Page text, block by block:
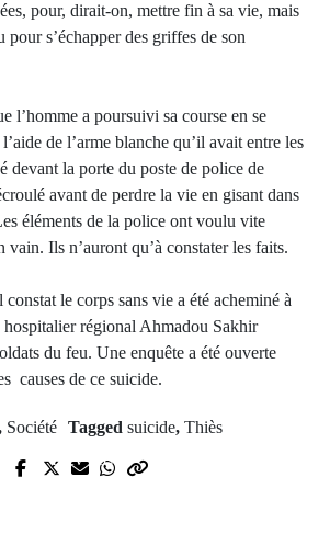
pour, dirait-on, mettre fin à sa vie, mais
pour s’échapper des griffes de son
l’homme a poursuivi sa course en se
de l’arme blanche qu’il avait entre les
devant la porte du poste de police de
avant de perdre la vie en gisant dans
éléments de la police ont voulu vite
vain. Ils n’auront qu’à constater les faits.
le corps sans vie a été acheminé à
hospitalier régional Ahmadou Sakhir
du feu. Une enquête a été ouverte
causes de ce suicide.
Société Tagged suicide, Thiès
Prev Post